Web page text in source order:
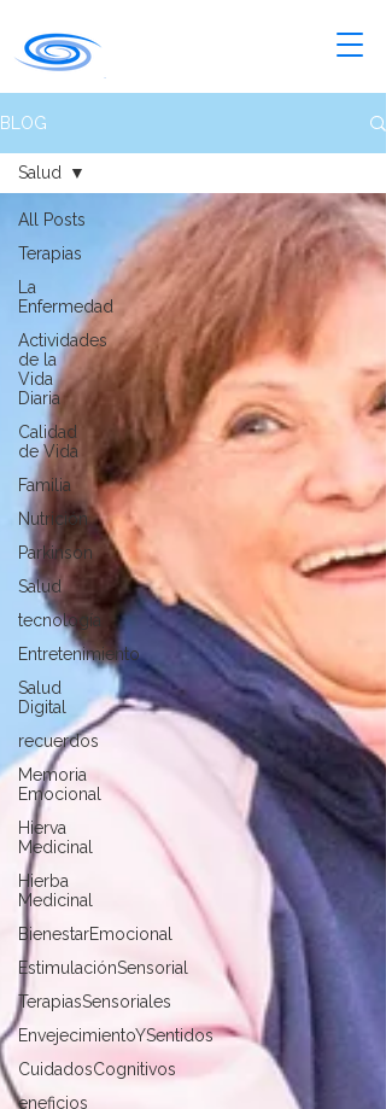
BLOG
All Posts
Terapias
La
Enfermedad
Actividades
de la
Vida
Diaria
Calidad
de Vida
Familia
Nutrición
Parkinson
Salud
tecnología
Entretenimiento
Salud
Digital
recuerdos
Memoria
Emocional
Hierva
Medicinal
Hierba
Medicinal
BienestarEmocional
EstimulaciónSensorial
TerapiasSensoriales
EnvejecimientoYSentidos
CuidadosCognitivos
eneficios
Salud